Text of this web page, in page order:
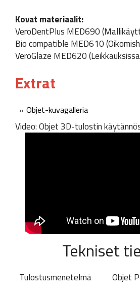
Kovat materiaalit:
VeroDentPlus MED690
Bio compatible MED610
VeroGlaze MED620
Extrat
Objet-kuvagalleria
Video: Objet 3D-tulostin
Tekniset
Tulostusmenetelmä
Objet